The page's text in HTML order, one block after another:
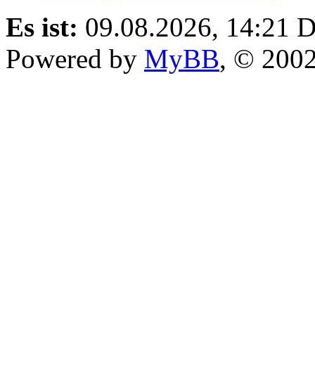
Es ist: 09.08.2026, 14:21
Powered by MyBB, ©